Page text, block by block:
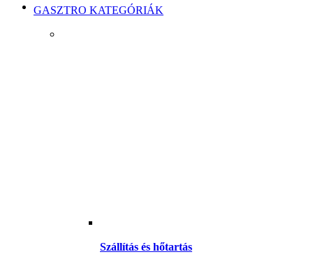
GASZTRO KATEGÓRIÁK
Szállítás és hőtartás